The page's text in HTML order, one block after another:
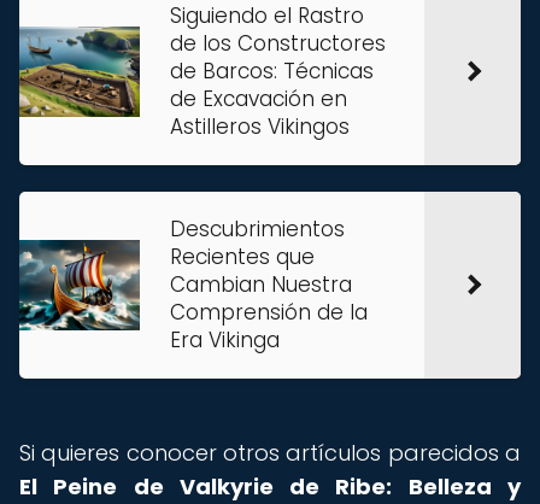
Siguiendo el Rastro
de los Constructores
de Barcos: Técnicas
de Excavación en
Astilleros Vikingos
Descubrimientos
Recientes que
Cambian Nuestra
Comprensión de la
Era Vikinga
Si quieres conocer otros artículos parecidos a
El Peine de Valkyrie de Ribe: Belleza y